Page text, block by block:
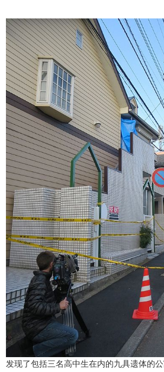
发现了包括三名高中生在内的九具遗体的